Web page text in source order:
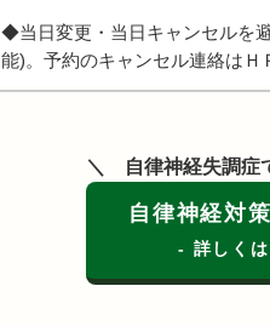
◆当日変更・当日キャンセルを
能)。予約のキャンセル連絡はＨ
自律神経失調症
自律神経対
- 詳しく